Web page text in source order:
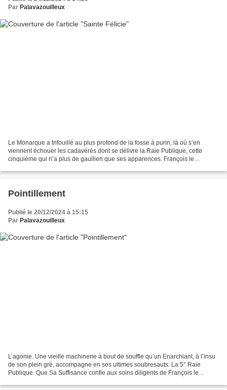
Par Palavazouilleux
Le Monarque a trifouillé au plus profond de la fosse à purin, là où s’en
viennent échouer les cadavérés dont se délivre la Raie Publique, cette
cinquième qui n’a plus de gaullien que ses apparences. François le
Pointillement
Publié le 20/12/2024 à 15:15
Par Palavazouilleux
L’agonie. Une vieille machinerie à bout de souffle qu’un Enarchiant, à l’insu
de son plein gré, accompagne en ses ultimes soubresauts. La 5° Raie
Publique. Que Sa Suffisance confie aux soins diligents de François le